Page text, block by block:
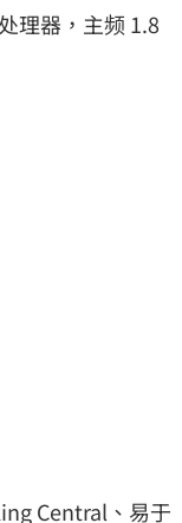
理器，主频 1.8
Central、易于